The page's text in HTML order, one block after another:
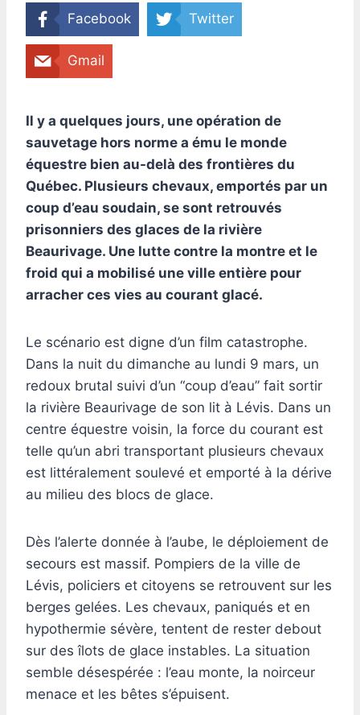
Facebook Twitter
Gmail
Il y a quelques jours, une opération de
sauvetage hors norme a ému le monde
équestre bien au-delà des frontières du
Québec. Plusieurs chevaux, emportés par un
coup d’eau soudain, se sont retrouvés
prisonniers des glaces de la rivière
Beaurivage. Une lutte contre la montre et le
froid qui a mobilisé une ville entière pour
arracher ces vies au courant glacé.
Le scénario est digne d’un film catastrophe.
Dans la nuit du dimanche au lundi 9 mars, un
redoux brutal suivi d’un “coup d’eau” fait sortir
la rivière Beaurivage de son lit à Lévis. Dans un
centre équestre voisin, la force du courant est
telle qu’un abri transportant plusieurs chevaux
est littéralement soulevé et emporté à la dérive
au milieu des blocs de glace.
Dès l’alerte donnée à l’aube, le déploiement de
secours est massif. Pompiers de la ville de
Lévis, policiers et citoyens se retrouvent sur les
berges gelées. Les chevaux, paniqués et en
hypothermie sévère, tentent de rester debout
sur des îlots de glace instables. La situation
semble désespérée : l’eau monte, la noirceur
menace et les bêtes s’épuisent.